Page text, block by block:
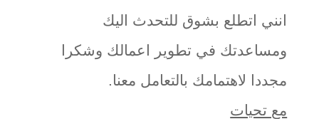
انني اتطلع بشوق للتحدث اليك
ومساعدتك في تطوير اعمالك وشكرا
مجددا لاهتمامك بالتعامل معنا.
مع تحيات